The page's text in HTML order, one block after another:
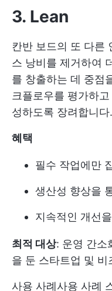
3. Lean
칸반 보드의 또 다른
스 낭비를 제거하여
를 창출하는 데 중점
크플로우를 평가하
성하도록 장려합니다.
혜택
필수 작업에만
생산성 향상을
지속적인 개선
최적 대상: 운영 간소
을 둔 스타트업 및 비
사용 사례사용 사례